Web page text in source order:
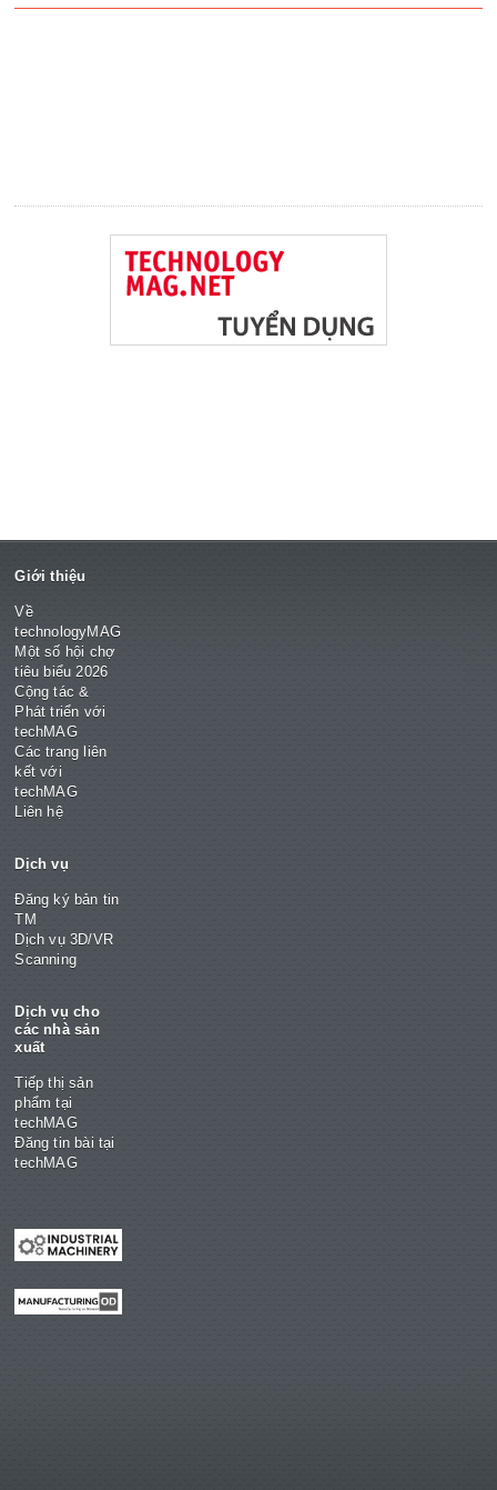
Giới thiệu
Về
technologyMAG
Một số hội chợ
tiêu biểu 2026
Cộng tác &
Phát triển với
techMAG
Các trang liên
kết với
techMAG
Liên hệ
Dịch vụ
Đăng ký bản tin
TM
Dịch vụ 3D/VR
Scanning
Dịch vụ cho
các nhà sản
xuất
Tiếp thị sản
phẩm tại
techMAG
Đăng tin bài tại
techMAG